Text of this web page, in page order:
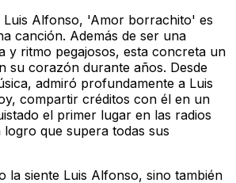
Luis Alfonso, 'Amor borrachito' es
canción. Además de ser una
y ritmo pegajosos, esta concreta un
su corazón durante años. Desde
admiró profundamente a Luis
compartir créditos con él en un
el primer lugar en las radios
que supera todas sus
la siente Luis Alfonso, sino también